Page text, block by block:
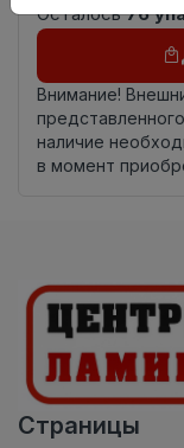
Осталось76
Внимание!
наличие
в момент
Страницы